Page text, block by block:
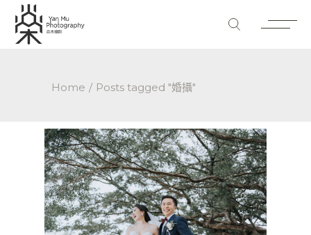
Home Posts tagged "婚攝"